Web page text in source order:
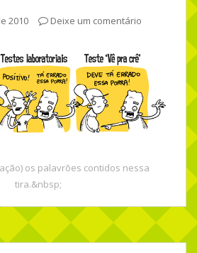
2010 Deixe um comentário
os palavrões contidos nessa
tira.&nbsp;